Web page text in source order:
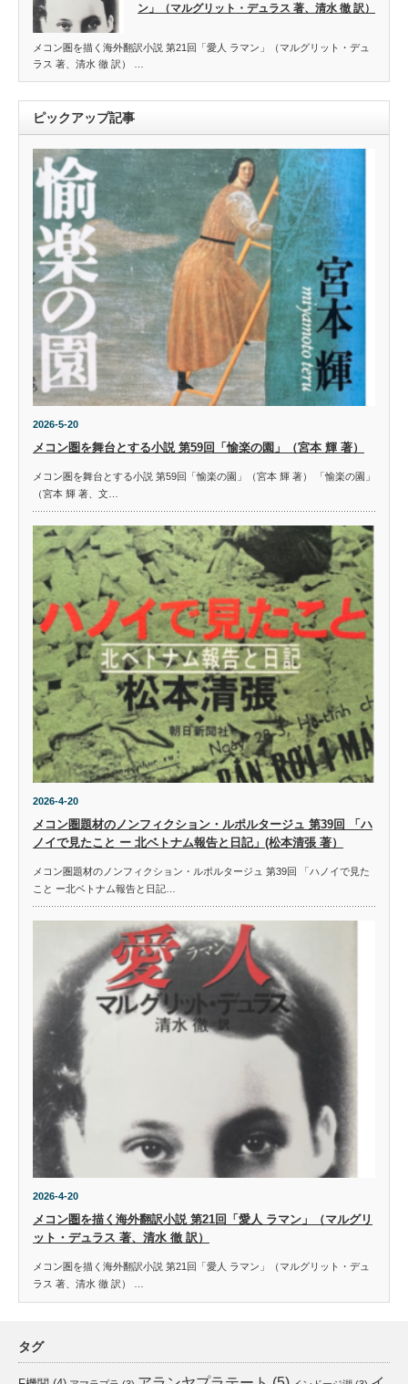
ン」（マルグリット・デュラス 著、清水 徹 訳）
メコン圏を描く海外翻訳小説 第21回「愛人 ラマン」（マルグリット・デュ
ラス 著、清水 徹 訳） …
ピックアップ記事
2026-5-20
メコン圏を舞台とする小説 第59回「愉楽の園」（宮本 輝 著）
メコン圏を舞台とする小説 第59回「愉楽の園」（宮本 輝 著） 「愉楽の園」
（宮本 輝 著、文…
2026-4-20
メコン圏題材のノンフィクション・ルポルタージュ 第39回 「ハ
ノイで見たこと ー 北ベトナム報告と日記」(松本清張 著）
メコン圏題材のノンフィクション・ルポルタージュ 第39回 「ハノイで見た
こと ー北ベトナム報告と日記…
2026-4-20
メコン圏を描く海外翻訳小説 第21回「愛人 ラマン」（マルグリ
ット・デュラス 著、清水 徹 訳）
メコン圏を描く海外翻訳小説 第21回「愛人 ラマン」（マルグリット・デュ
ラス 著、清水 徹 訳） …
タグ